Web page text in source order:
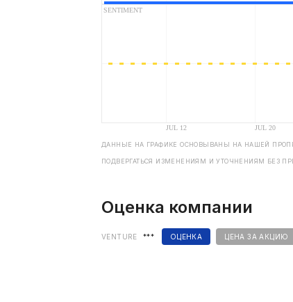
ДАННЫЕ НА ГРАФИКЕ ОСНОВЫВАНЫ НА НАШЕЙ
ПОДВЕРГАТЬСЯ ИЗМЕНЕНИЯМ И УТОЧНЕНИЯМ БЕЗ
Оценка компании
ОЦЕНКА ЦЕНА ЗА АКЦИЮ
VENTURE ***